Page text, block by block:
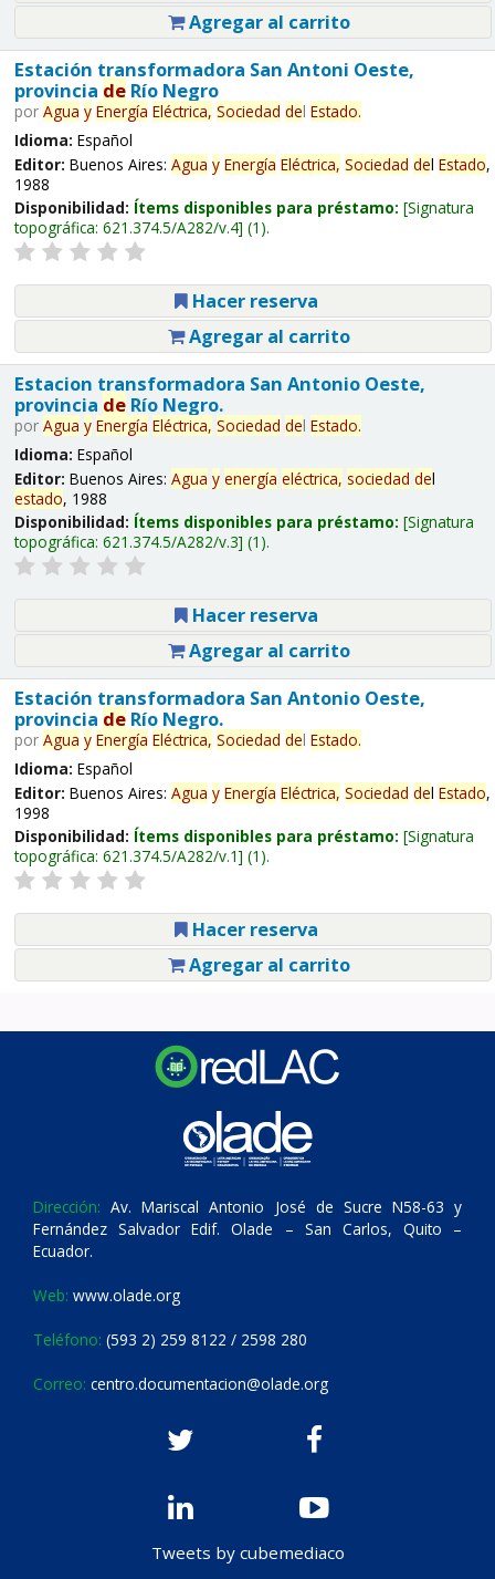
Agregar al carrito
Estación transformadora San Antoni Oeste,
provincia deRío Negro
por Agua y Energía Eléctrica, Sociedad del Estado.
Idioma: Español
Editor: Buenos Aires: Agua y Energía Eléctrica, Sociedad del Estado,
1988
Disponibilidad: Ítems disponibles para préstamo: Signatura
topográfica: 621.374.5/A282/v.4 (1).
Hacer reserva
Agregar al carrito
Estacion transformadora San Antonio Oeste,
provincia deRío Negro.
por Agua y Energía Eléctrica, Sociedad del Estado.
Idioma: Español
Editor: Buenos Aires: Agua y energía eléctrica, sociedad del
estado, 1988
Disponibilidad: Ítems disponibles para préstamo: Signatura
topográfica: 621.374.5/A282/v.3 (1).
Hacer reserva
Agregar al carrito
Estación transformadora San Antonio Oeste,
provincia deRío Negro.
por Agua y Energía Eléctrica, Sociedad del Estado.
Idioma: Español
Editor: Buenos Aires: Agua y Energía Eléctrica, Sociedad del Estado,
1998
Disponibilidad: Ítems disponibles para préstamo: Signatura
topográfica: 621.374.5/A282/v.1 (1).
Hacer reserva
Agregar al carrito
Dirección: Av. Mariscal Antonio José de Sucre N58-63 y
Fernández Salvador Edif. Olade – San Carlos, Quito –
Ecuador.
Web: www.olade.org
Teléfono: (593 2) 259 8122 / 2598 280
Correo: centro.documentacion@olade.org
Tweets by cubemediaco